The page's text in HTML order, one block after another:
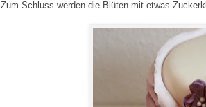
Zum Schluss werden die Blüten mit etwas